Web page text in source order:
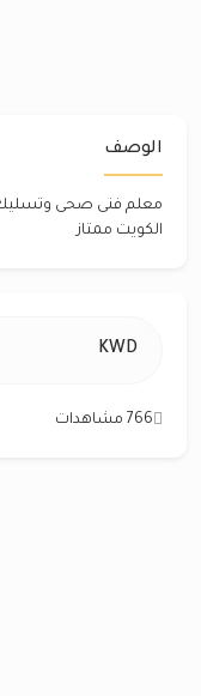
الوصف
معلم فنى صحى وتسليك
الكويت ممتاز
KWD
766 مشاهدات